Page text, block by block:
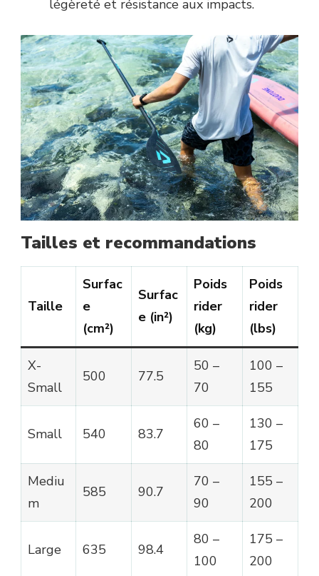
légèreté et résistance aux impacts.
Tailles et recommandations
Taille
Surfac
e
(cm²)
Surfac
e (in²)
Poids
rider
(kg)
Poids
rider
(lbs)
X-
Small
500 77.5
50 –
70
100 –
155
Small 540 83.7
60 –
80
130 –
175
Mediu
m
585 90.7
70 –
90
155 –
200
Large 635 98.4
80 –
100
175 –
200